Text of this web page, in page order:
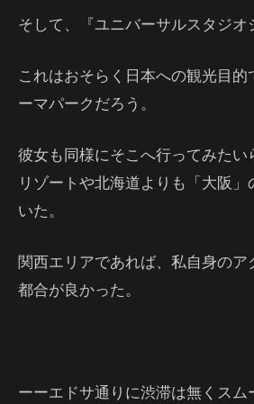
そして、『ユニバーサルスタジオ
これはおそらく日本への観光目
ーマパークだろう。
彼女も同様にそこへ行ってみたい
リゾートや北海道よりも「大阪
いた。
関西エリアであれば、私自身のア
都合が良かった。
ーーエドサ通りに渋滞は無くスム